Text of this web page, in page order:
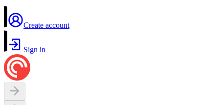
Create account
Sign in